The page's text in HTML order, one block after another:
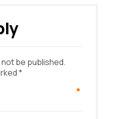
not be published.
*